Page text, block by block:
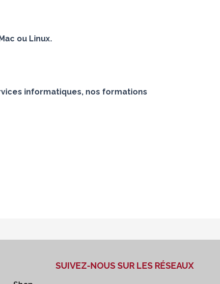
ou Linux.
informatiques, nos formations
SUIVEZ-NOUS SUR LES RÉSEAUX